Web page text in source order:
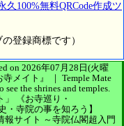
久100%無料QRCode作成ツ
登録商標です）
on 2026年07月28日(火曜
寺メイト』 ｜ Temple Mate
seethe shrines and temples.
《お寺巡り・
・寺院の事を知ろう】
報サイト ～寺院仏閣超入門